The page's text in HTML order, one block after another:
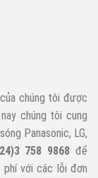
chúng tôi được
chúng tôi cung
Panasonic, LG,
758 9868 để
phí với các lỗi đơn